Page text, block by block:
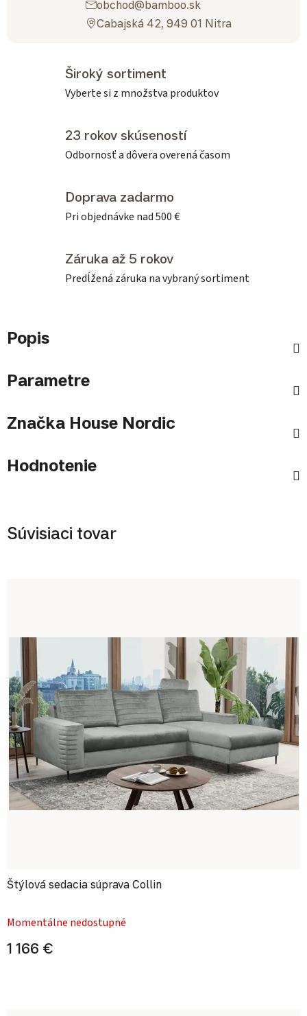
obchod@bamboo.sk
Cabajská 42, 949 01 Nitra
Široký sortiment
Vyberte si z množstva produktov
23 rokov skúseností
Odbornosť a dôvera overená časom
Doprava zadarmo
Pri objednávke nad 500 €
Záruka až 5 rokov
Predĺžená záruka na vybraný sortiment
Popis
Parametre
Značka House Nordic
Hodnotenie
Súvisiaci tovar
Štýlová sedacia súprava Collin
Momentálne nedostupné
1 166 €